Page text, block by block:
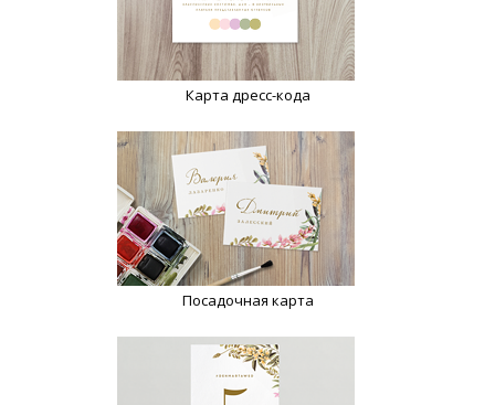
Карта дресс-кода
Посадочная карта